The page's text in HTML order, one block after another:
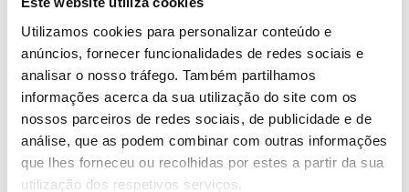
Utilizamos cookies para personalizar conteúdo e
anúncios, fornecer funcionalidades de redes sociais e
analisar o nosso tráfego. Também partilhamos
informações acerca da sua utilização do site com os
nossos parceiros de redes sociais, de publicidade e de
análise, que as podem combinar com outras informações
que lhes forneceu ou recolhidas por estes a partir da sua
utilização dos respetivos serviços.
Migrações: Paris garante
que resposta de Espanha
à crise em Ceuta foi
elogiada pelos parceiros
da UE
Onda de calor em
Inglaterra faz jardim
perdido do século XVII
reaparecer
ID: 47563768